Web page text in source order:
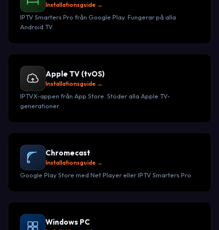
Installationsguide →
IPTV Smarters Pro från Google Play. Fungerar på alla
Android TV.
Apple TV (tvOS)
Installationsguide →
IPTVX-appen från App Store. Stöder alla Apple TV-
generationer.
Chromecast
Installationsguide →
Google Play Store med Net Player eller IPTV Smarters Pro.
Windows PC